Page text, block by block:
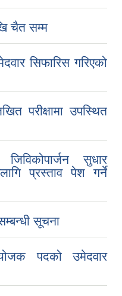
चैत सम्म
सिफारिस गरिएको
परीक्षामा उपस्थित
सुधार
प्रस्ताव पेश गर्ने
सूचना
पदको उमेदवार